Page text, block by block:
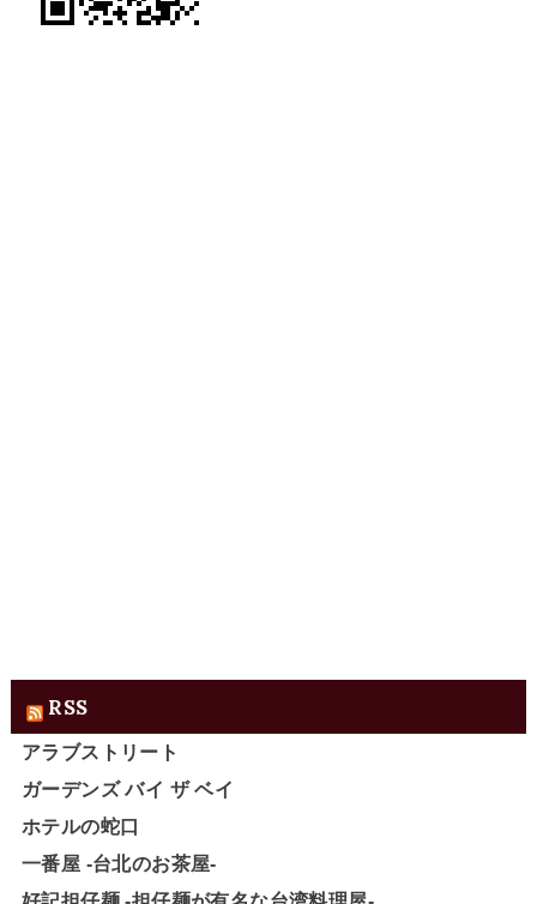
RSS
アラブストリート
ガーデンズ バイ ザ ベイ
ホテルの蛇口
一番屋 -台北のお茶屋-